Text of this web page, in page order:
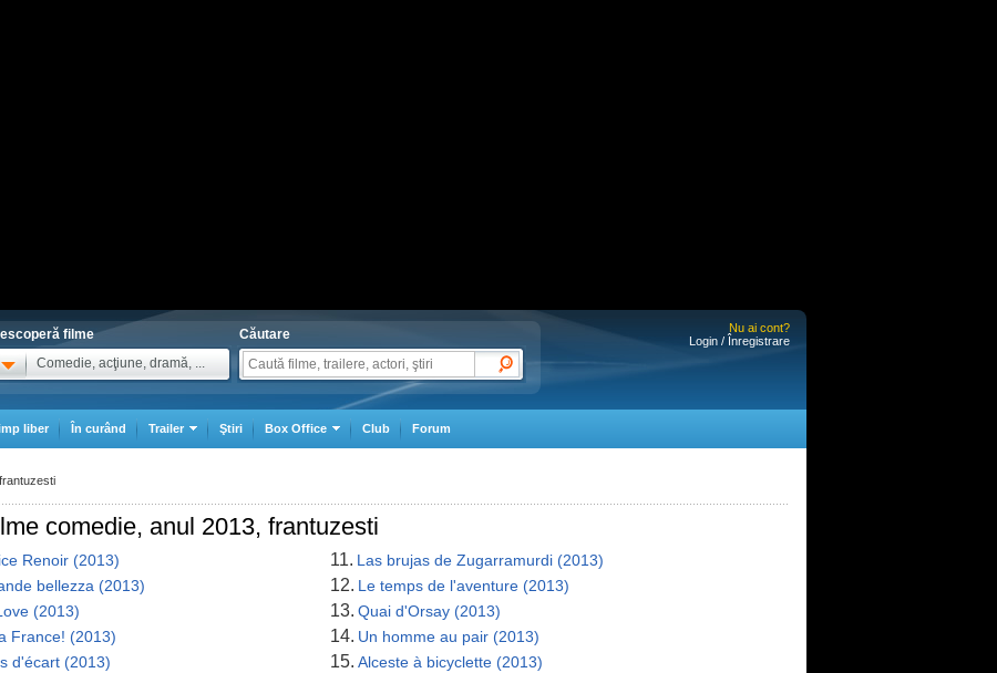
filme
Comedie, acţiune, dramă, ...
Căutare
Nu ai cont?
Login / Înregistrare
liber În curând Trailer Ştiri Box Office Club Forum
comedie, anul 2013, frantuzesti
Renoir (2013)
bellezza (2013)
(2013)
France! (2013)
d'écart (2013)
11. Las brujas de Zugarramurdi (2013)
12. Le temps de l'aventure (2013)
13. Quai d'Orsay (2013)
14. Un homme au pair (2013)
15. Alceste à bicyclette (2013)